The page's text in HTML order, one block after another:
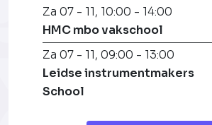
Za 07 - 11, 10:00 - 14:00
HMC mbo vakschool
Za 07 - 11, 09:00 - 13:00
Leidse instrumentmakers
School